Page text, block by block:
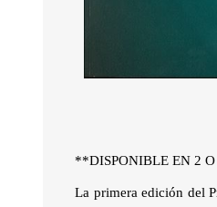
**DISPONIBLE EN 2
La primera edición del